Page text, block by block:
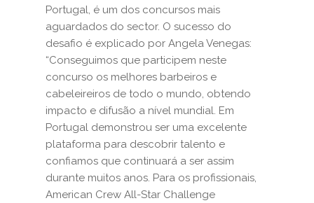
Portugal, é um dos concursos mais
aguardados do sector. O sucesso do
desafio é explicado por Angela Venegas:
“Conseguimos que participem neste
concurso os melhores barbeiros e
cabeleireiros de todo o mundo, obtendo
impacto e difusão a nível mundial. Em
Portugal demonstrou ser uma excelente
plataforma para descobrir talento e
confiamos que continuará a ser assim
durante muitos anos. Para os profissionais,
American Crew All-Star Challenge